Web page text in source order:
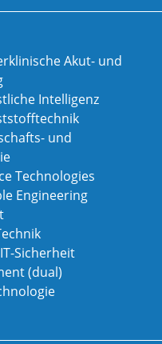
Akut- und
Intelligenz
und
Technologies
Engineering
Sicherheit
(dual)